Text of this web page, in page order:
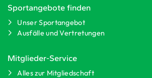
Sportangebote finden
Unser Sportangebot
Ausfälle und Vertretungen
Mitglieder-Service
Alles zur Mitgliedschaft